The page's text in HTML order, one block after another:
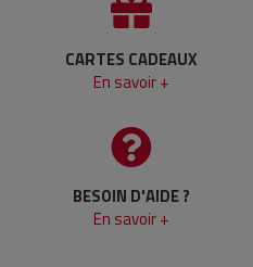
CARTES CADEAUX
En savoir +
BESOIN D'AIDE ?
En savoir +